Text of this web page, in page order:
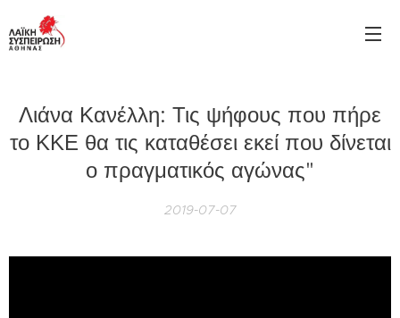
Λιάνα Κανέλλη: Τις ψήφους που πήρε
το ΚΚΕ θα τις καταθέσει εκεί που δίνεται
ο πραγματικός αγώνας"
2019-07-07